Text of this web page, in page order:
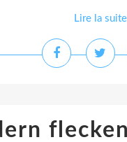
Lire la suite